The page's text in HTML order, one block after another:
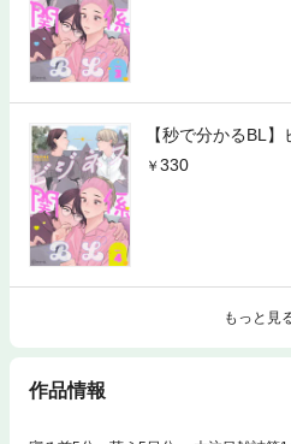
【秒で分かるBL
330
もっと見
作品情報